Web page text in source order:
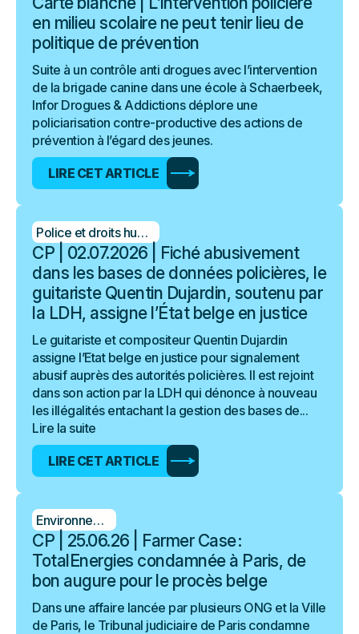
en milieu scolaire ne peut tenir lieu de
politique de prévention
Suite à un contrôle anti drogues avec l’intervention
de la brigade canine dans une école à Schaerbeek,
Infor Drogues & Addictions déplore une
policiarisation contre-productive des actions de
prévention à l’égard des jeunes.
LIRE CET ARTICLE
Police et droits humains
CP | 02.07.2026 | Fiché abusivement
dans les bases de données policières, le
guitariste Quentin Dujardin, soutenu par
la LDH, assigne l’État belge en justice
Le guitariste et compositeur Quentin Dujardin
assigne l’Etat belge en justice pour signalement
abusif auprès des autorités policières. Il est rejoint
dans son action par la LDH qui dénonce à nouveau
les illégalités entachant la gestion des bases de...
Lire la suite
LIRE CET ARTICLE
Environnement
CP | 25.06.26 | Farmer Case :
TotalEnergies condamnée à Paris, de
bon augure pour le procès belge
Dans une affaire lancée par plusieurs ONG et la Ville
de Paris, le Tribunal judiciaire de Paris condamne